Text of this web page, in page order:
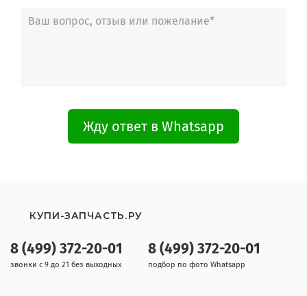
Жду ответ в Whatsapp
8 (499) 372-20-01
звонки с 9 до 21 без выходных
8 (499) 372-20-01
подбор по фото Whatsapp
КУПИ-ЗАПЧАСТЬ.РУ